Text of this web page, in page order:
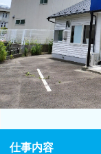
仕事内容